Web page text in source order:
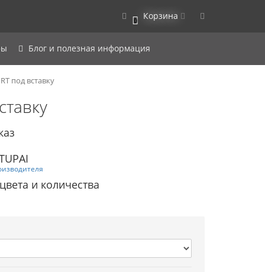
0 Корзина
Блог и полезная информация
под вставку
и количества